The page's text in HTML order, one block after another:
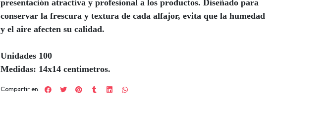
presentación atractiva y profesional a los productos. Diseñado para
conservar la frescura y textura de cada alfajor, evita que la humedad
y el aire afecten su calidad.
Unidades 100
Medidas: 14x14 centimetros.
Compartir en: